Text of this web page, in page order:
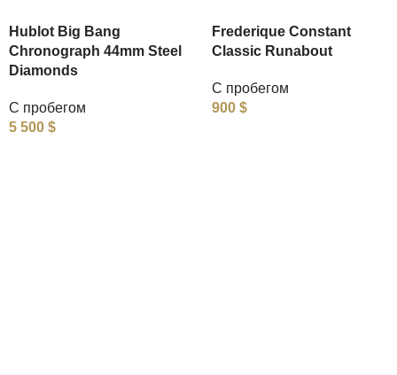
Hublot Big Bang
Chronograph 44mm Steel
Diamonds
С пробегом
5 500 $
Frederique Constant
Classic Runabout
С пробегом
900 $